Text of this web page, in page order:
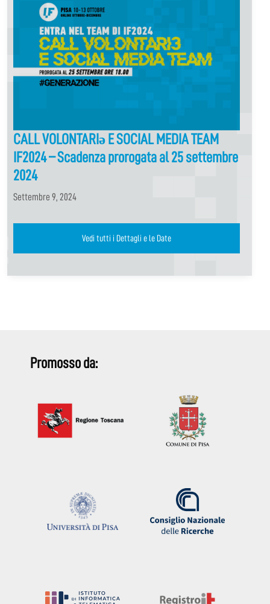
CALL VOLONTARIə E SOCIAL MEDIA TEAM
IF2024 – Scadenza prorogata al 25 settembre
2024
Settembre 9, 2024
Vedi tutti i Dettagli e le Date
Promosso da: